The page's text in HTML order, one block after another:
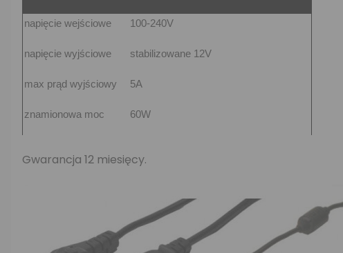
napięcie wejściowe 100-240V
napięcie wyjściowe stabilizowane 12V
max prąd wyjściowy 5A
znamionowa moc 60W
Gwarancja 12 miesięcy.